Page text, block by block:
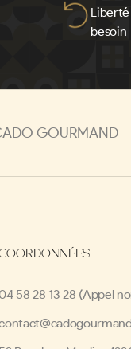
besoin
GOURMAND
58 28 13 28 (Appel